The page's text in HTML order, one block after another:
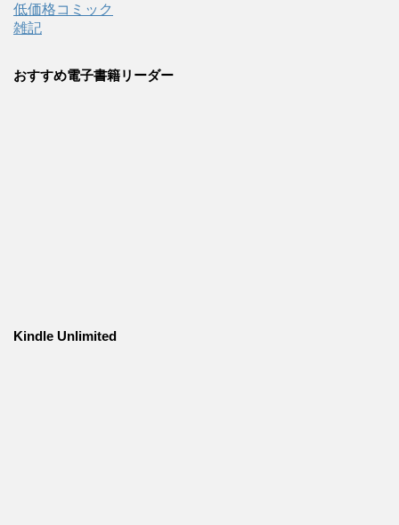
低価格コミック
雑記
おすすめ電子書籍リーダー
Kindle Unlimited